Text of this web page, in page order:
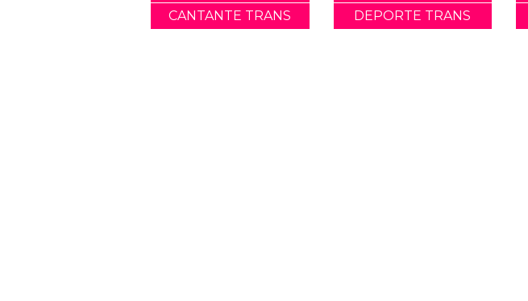
CANTANTE TRANS
DEPORTE TRANS